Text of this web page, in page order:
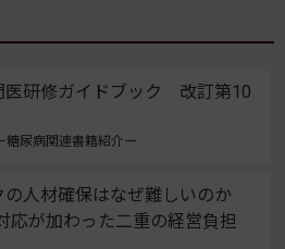
医研修ガイドブック 改訂第10
糖尿病関連書籍紹介ー
の人材確保はなぜ難しいのか
応が加わった二重の経営負担